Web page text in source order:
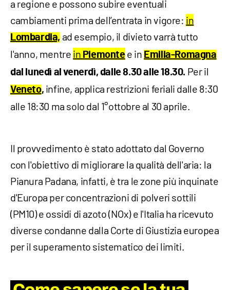
a regione e possono subire eventuali
cambiamenti prima dell’entrata in vigore: in
Lombardia, ad esempio, il divieto varrà tutto
l'anno, mentre in Piemontee inEmilia-Romagna
dal lunedì al venerdì, dalle8.30 alle 18.30. Per il
Veneto, infine, applica restrizioni feriali dalle 8:30
alle 18:30 ma solo dal 1°ottobre al 30 aprile.
Il provvedimento è stato adottato dal Governo
con l'obiettivo di migliorare la qualità dell'aria: la
Pianura Padana, infatti, è tra le zone più inquinate
d'Europa per concentrazioni di polveri sottili
(PM10) e ossidi di azoto (NOx) e l'Italia ha ricevuto
diverse condanne dalla Corte di Giustizia europea
per il superamento sistematico dei limiti.